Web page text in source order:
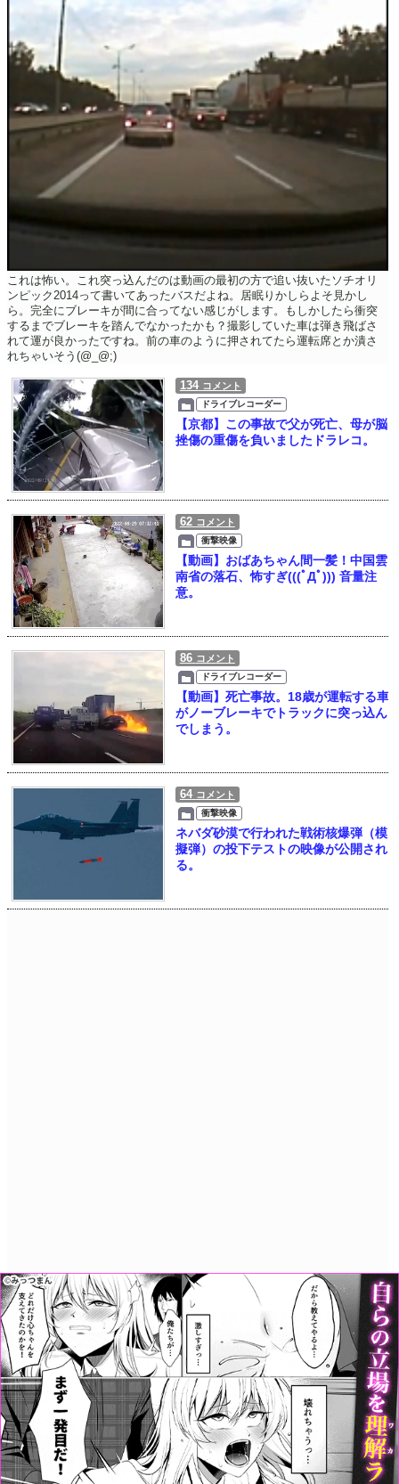
これは怖い。これ突っ込んだのは動画の最初の方で追い抜いたソチオリ
ンピック2014って書いてあったバスだよね。居眠りかしらよそ見かし
ら。完全にブレーキが間に合ってない感じがします。もしかしたら衝突
するまでブレーキを踏んでなかったかも？撮影していた車は弾き飛ばさ
れて運が良かったですね。前の車のように押されてたら運転席とか潰さ
れちゃいそう(@_@;)
134 コメント
ドライブレコーダー
【京都】この事故で父が死亡、母が脳
挫傷の重傷を負いましたドラレコ。
62 コメント
衝撃映像
【動画】おばあちゃん間一髪！中国雲
南省の落石、怖すぎ(((ﾟДﾟ))) 音量注
意。
86 コメント
ドライブレコーダー
【動画】死亡事故。18歳が運転する車
がノーブレーキでトラックに突っ込ん
でしまう。
64 コメント
衝撃映像
ネバダ砂漠で行われた戦術核爆弾（模
擬弾）の投下テストの映像が公開され
る。